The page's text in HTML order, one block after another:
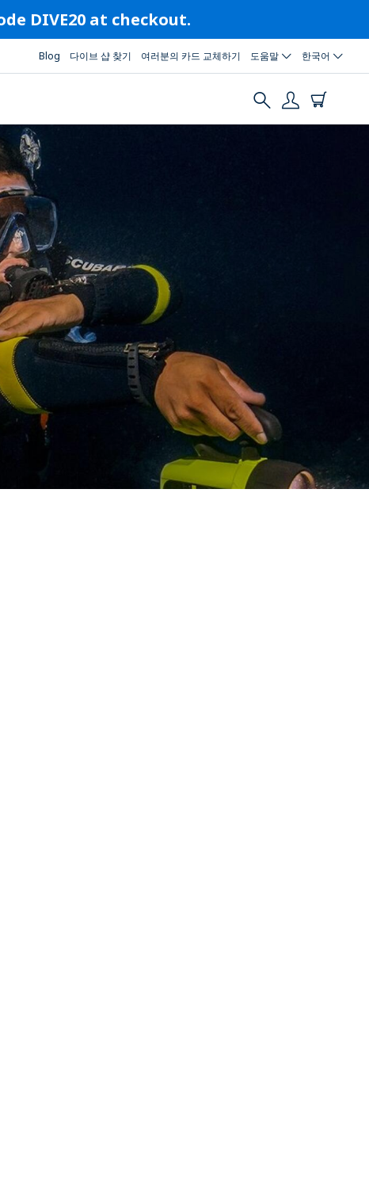
DIVE20 at checkout.
Blog 다이브 샵 찾기 여러분의 카드 교체하기 도움말 한국어